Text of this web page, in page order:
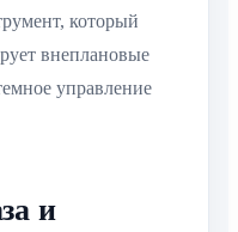
который
внеплановые
управление
и